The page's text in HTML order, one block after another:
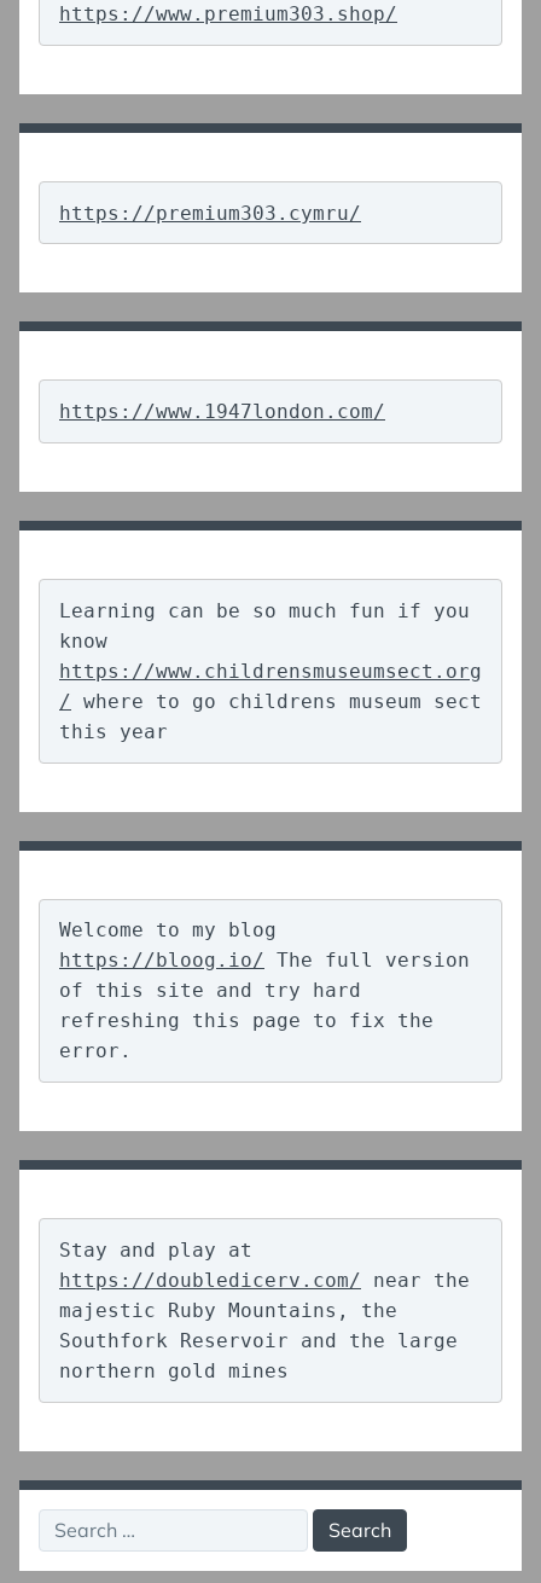
https://www.premium303.shop/
https://premium303.cymru/
https://www.1947london.com/
Learning can be so much fun if you
https://www.childrensmuseumsect.org
/ where to go childrens museum sect
this year
https://bloog.io/ The full version
of this site and try hard
refreshing this page to fix the
error.
https://doubledicerv.com/ near the
majestic Ruby Mountains, the
Southfork Reservoir and the large
northern gold mines
Search
for: